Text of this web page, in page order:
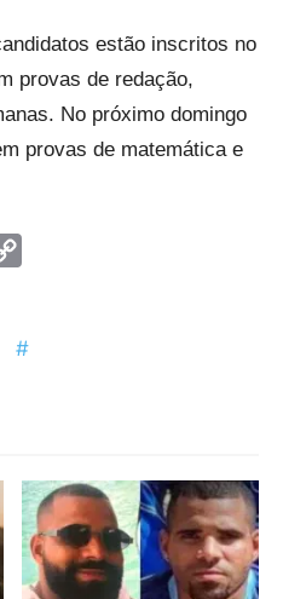
estão inscritos no
provas de redação,
No próximo domingo
provas de matemática e